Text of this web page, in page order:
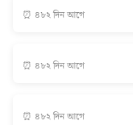
⏰ ৪৮২ দিন আগে
⏰ ৪৮২ দিন আগে
⏰ ৪৮২ দিন আগে